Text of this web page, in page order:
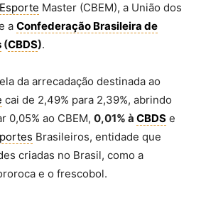
Esporte Master (CBEM), a União dos
a Confederação Brasileira de
(CBDS).
da arrecadação destinada ao
cai de 2,49% para 2,39%, abrindo
0,05% ao CBEM, 0,01% à CBDS e
Brasileiros, entidade que
criadas no Brasil, como a
e o frescobol.